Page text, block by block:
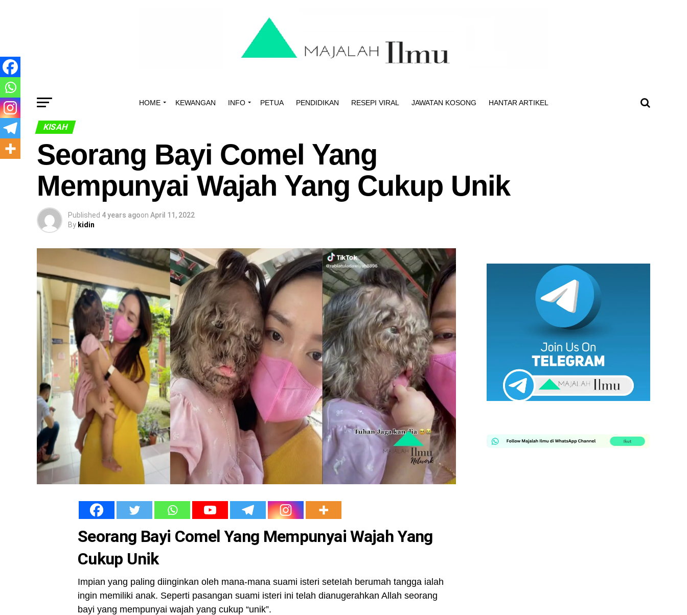
HOME KEWANGAN INFO PETUA PENDIDIKAN RESEPI VIRAL JAWATAN KOSONG HANTAR ARTIKEL
KISAH
Seorang Bayi Comel Yang
Mempunyai Wajah Yang Cukup Unik
Published 4 years agoon April 11, 2022
By kidin
Seorang Bayi Comel Yang Mempunyai Wajah Yang
Cukup Unik
Impian yang paling diinginkan oleh mana-mana suami isteri seteIah berumah tangga ialah
ingin memiliki anak. Seperti pasangan suami isteri ini telah dianugerahkan Allah seorang
bayi yang mempunyai wajah yang cukup “unik”.